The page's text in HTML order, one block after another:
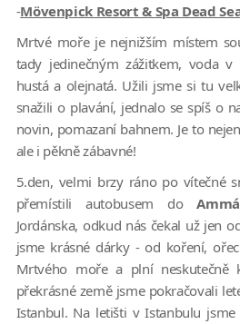
-Mövenpick Resort & Spa Dead
Mrtvé moře je nejnižším místem
tady jedinečným zážitkem, voda
hustá a olejnatá. Užili jsme si tu
snažili o plavání, jednalo se spíš o
novin, pomazaní bahnem. Je to
ale i pěkně zábavné!
5.den, velmi brzy ráno po vítečné
přemístili autobusem do
Jordánska, odkud nás čekal už jen
jsme krásné dárky - od koření,
Mrtvého moře a plní neskutečně
překrásné země jsme pokračovali
Istanbul. Na letišti v Istanbulu